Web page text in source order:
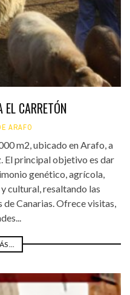
EL CARRETÓN
ARAFO
m2, ubicado en Arafo, a
El principal objetivo es dar
genético, agrícola,
cultural, resaltando las
Canarias. Ofrece visitas,
...